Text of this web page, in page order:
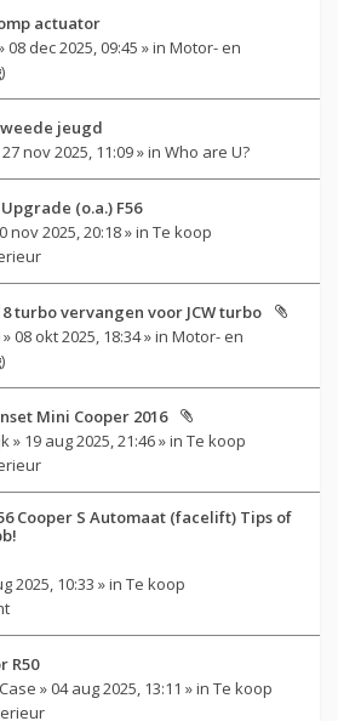
actuator
08 dec 2025, 09:45 » in Motor- en
jeugd
27 nov 2025, 11:09 » in Who are U?
(o.a.) F56
nov 2025, 20:18 » in Te koop
turbo vervangen voor JCW turbo
» 08 okt 2025, 18:34 » in Motor- en
Mini Cooper 2016
» 19 aug 2025, 21:46 » in Te koop
Cooper S Automaat (facelift) Tips of
2025, 10:33 » in Te koop
R50
» 04 aug 2025, 13:11 » in Te koop